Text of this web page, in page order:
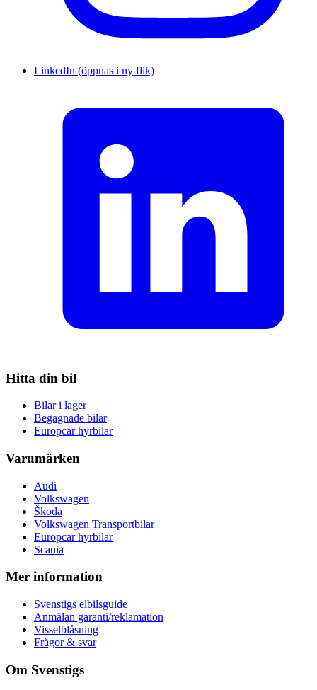
LinkedIn (öppnas i ny flik)
Hitta din bil
Bilar i lager
Begagnade bilar
Europcar hyrbilar
Varumärken
Audi
Volkswagen
Škoda
Volkswagen Transportbilar
Europcar hyrbilar
Scania
Mer information
Svenstigs elbilsguide
Anmälan garanti/reklamation
Visselblåsning
Frågor & svar
Om Svenstigs